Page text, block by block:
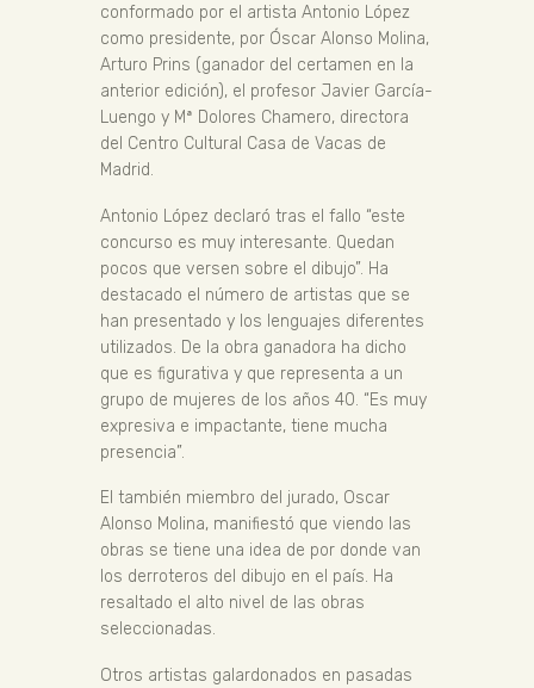
conformado por el artista Antonio López
como presidente, por Óscar Alonso Molina,
Arturo Prins (ganador del certamen en la
anterior edición), el profesor Javier García-
Luengo y Mª Dolores Chamero, directora
del Centro Cultural Casa de Vacas de
Madrid.
Antonio López declaró tras el fallo “este
concurso es muy interesante. Quedan
pocos que versen sobre el dibujo”. Ha
destacado el número de artistas que se
han presentado y los lenguajes diferentes
utilizados. De la obra ganadora ha dicho
que es figurativa y que representa a un
grupo de mujeres de los años 40. “Es muy
expresiva e impactante, tiene mucha
presencia”.
El también miembro del jurado, Oscar
Alonso Molina, manifiestó que viendo las
obras se tiene una idea de por donde van
los derroteros del dibujo en el país. Ha
resaltado el alto nivel de las obras
seleccionadas.
Otros artistas galardonados en pasadas